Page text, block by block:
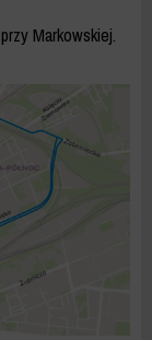
Markowskiej.